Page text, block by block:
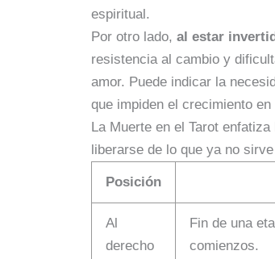
espiritual.
Por otro lado,al estar
resistencia al cambio y
amor. Puede indicar la
que impiden el crecimiento
La Muerte en el Tarot
liberarse de lo que ya no
Posición
Al
derecho
Fin de una
comienzos.